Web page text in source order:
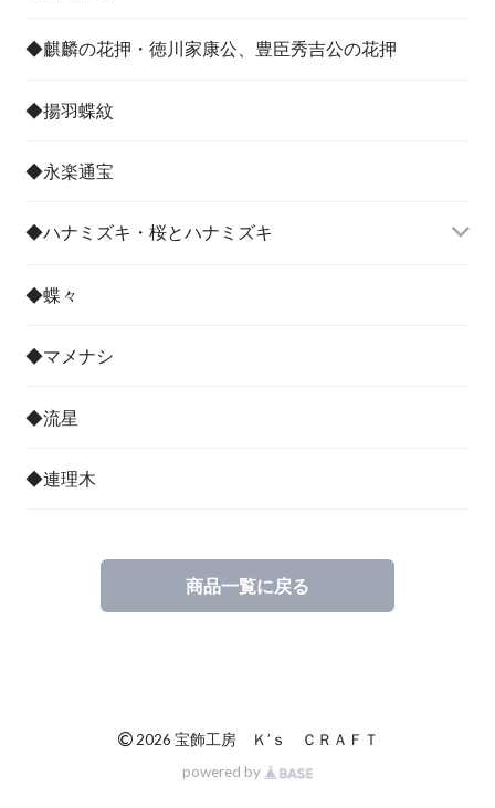
◆麒麟の花押・徳川家康公、豊臣秀吉公の花押
◆揚羽蝶紋
◆永楽通宝
◆ハナミズキ・桜とハナミズキ
◆蝶々
◆マメナシ
◆流星
◆連理木
商品一覧に戻る
© 2026 宝飾工房 Ｋ’ｓ ＣＲＡＦＴ
powered by